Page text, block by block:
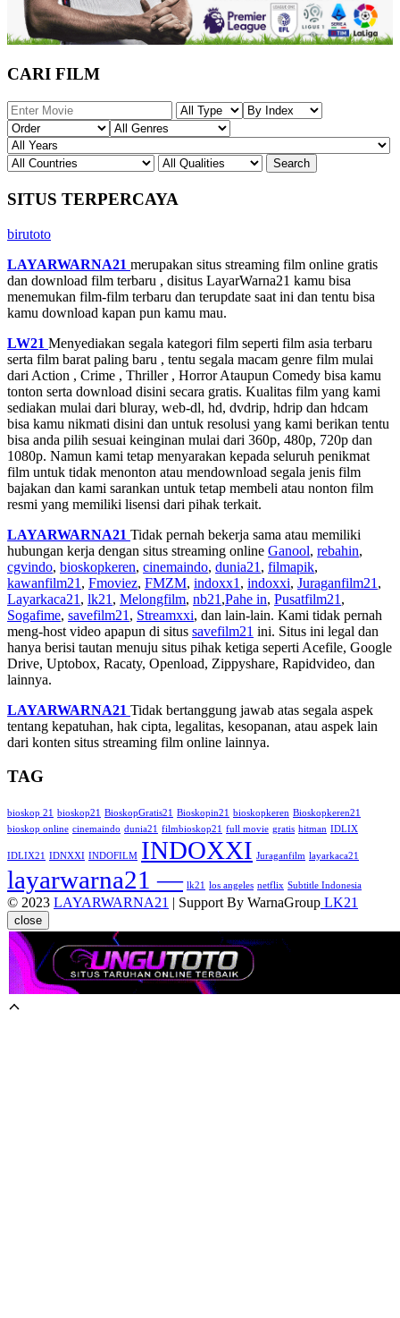
CARI FILM
SITUS TERPERCAYA
birutoto
LAYARWARNA21 merupakan situs streaming film online gratis
dan download film terbaru , disitus LayarWarna21 kamu bisa
menemukan film-film terbaru dan terupdate saat ini dan tentu bisa
kamu download kapan pun kamu mau.
LW21 Menyediakan segala kategori film seperti film asia terbaru
serta film barat paling baru , tentu segala macam genre film mulai
dari Action , Crime , Thriller , Horror Ataupun Comedy bisa kamu
tonton serta download disini secara gratis. Kualitas film yang kami
sediakan mulai dari bluray, web-dl, hd, dvdrip, hdrip dan hdcam
bisa kamu nikmati disini dan untuk resolusi yang kami berikan tentu
bisa anda pilih sesuai keinginan mulai dari 360p, 480p, 720p dan
1080p. Namun kami tetap menyarakan kepada seluruh penikmat
film untuk tidak menonton atau mendownload segala jenis film
bajakan dan kami sarankan untuk tetap membeli atau nonton film
resmi yang memiliki lisensi dari pihak terkait.
LAYARWARNA21 Tidak pernah bekerja sama atau memiliki
hubungan kerja dengan situs streaming online Ganool, rebahin,
cgvindo, bioskopkeren, cinemaindo, dunia21 , filmapik,
kawanfilm21 , Fmoviez, FMZM, indoxx1 , indoxxi, Juraganfilm21 ,
Layarkaca21 , lk21 , Melongfilm, nb21 ,Pahe in, Pusatfilm21 ,
Sogafime, savefilm21 , Streamxxi, dan lain-lain. Kami tidak pernah
meng-host video apapun di situs savefilm21 ini. Situs ini legal dan
hanya berisi tautan menuju situs pihak ketiga seperti Acefile, Google
Drive, Uptobox, Racaty, Openload, Zippyshare, Rapidvideo, dan
lainnya.
LAYARWARNA21 Tidak bertanggung jawab atas segala aspek
tentang kepatuhan, hak cipta, legalitas, kesopanan, atau aspek lain
dari konten situs streaming film online lainnya.
TAG
bioskop 21 bioskop21 BioskopGratis21 Bioskopin21 bioskopkeren Bioskopkeren21
bioskop online cinemaindo dunia21 filmbioskop21 full movie gratis hitman IDLIX
IDLIX21 IDNXXI INDOFILM INDOXXI Juraganfilm layarkaca21
layarwarna21 — lk21 los angeles netflix Subtitle Indonesia
© 2023 LAYARWARNA21 | Support By WarnaGroup LK21
close